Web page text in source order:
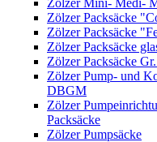
Zölzer Packsäcke
Zölzer Packsäcke
Zölzer Packsäcke
Zölzer Packsäcke
Zölzer Pump- und
DBGM
Zölzer
Packsäcke
Zölzer Pumpsäcke